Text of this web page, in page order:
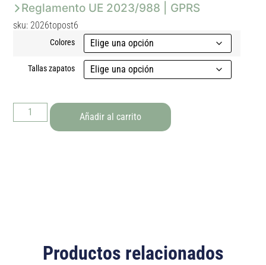
Reglamento UE 2023/988 | GPRS
sku: 2026topost6
Colores
Tallas zapatos
Añadir al carrito
Productos relacionados